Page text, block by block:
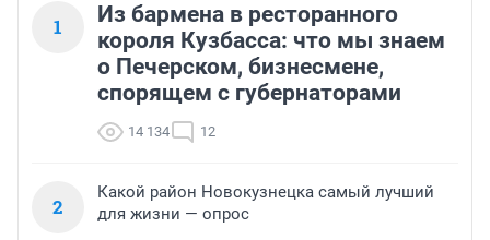
1
Из бармена в ресторанного
короля Кузбасса: что мы знаем
о Печерском, бизнесмене,
спорящем с губернаторами
14 134 12
2
Какой район Новокузнецка самый лучший
для жизни — опрос